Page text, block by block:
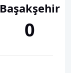
Başakşehir
0